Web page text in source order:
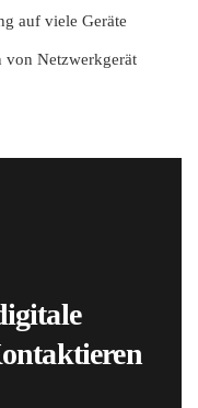
auf viele Geräte
Netzwerkgerät